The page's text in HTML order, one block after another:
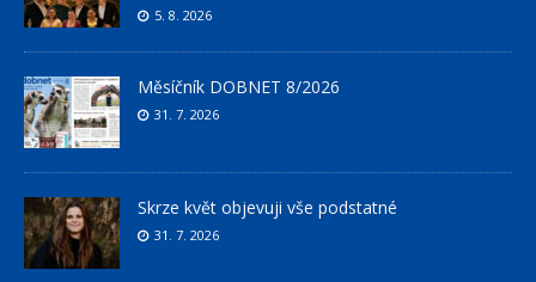
5. 8. 2026
Měsíčník DOBNET 8/2026
31. 7. 2026
Skrze květ objevuji vše podstatné
31. 7. 2026